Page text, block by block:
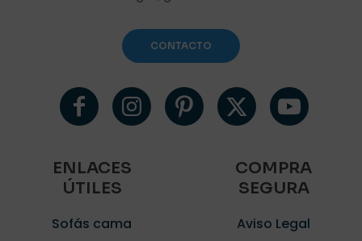
CONTACTO
ENLACES
ÚTILES
Sofás cama
COMPRA
SEGURA
Aviso Legal